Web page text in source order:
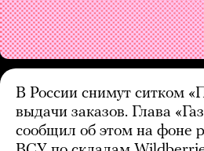
В России снимут ситком
выдачи заказов. Глава
сообщил об этом на фоне